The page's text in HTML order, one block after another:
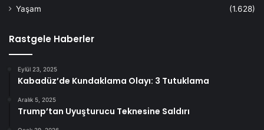
Yaşam
(1.628)
Rastgele Haberler
Eylül 23, 2025
Kabadüz’de Kundaklama Olayı: 3 Tutuklama
Aralık 5, 2025
Trump’tan Uyuşturucu Teknesine Saldırı